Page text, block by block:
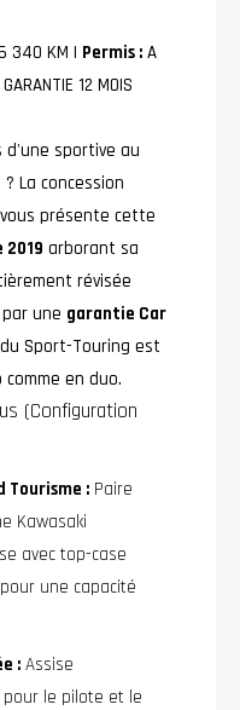
340 KM | Permis : A
12 MOIS
d'une sportive au
La concession
vous présente cette
2019 arborant sa
révisée
une garantie Car
Sport-Touring est
en duo.
(Configuration
Tourisme : Paire
Kawasaki
avec top-case
une capacité
: Assise
le pilote et le